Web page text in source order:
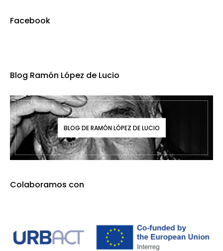
Facebook
Blog Ramón López de Lucio
BLOG DE RAMÓN LÓPEZ DE LUCIO
Colaboramos con